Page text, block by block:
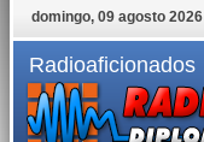
domingo, 09 agosto 2026
Radioaficionados